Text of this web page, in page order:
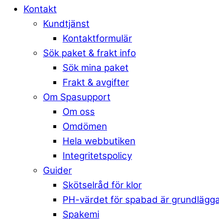
Kontakt
Kundtjänst
Kontaktformulär
Sök paket & frakt info
Sök mina paket
Frakt & avgifter
Om Spasupport
Om oss
Omdömen
Hela webbutiken
Integritetspolicy
Guider
Skötselråd för klor
PH-värdet för spabad är
Spakemi